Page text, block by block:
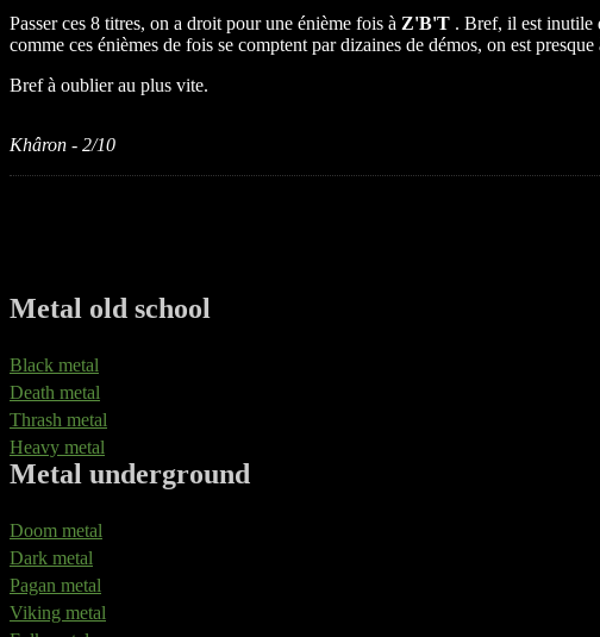
Passer ces 8 titres, on a droit pour une énième fois à Z'B'T . Bref, il est inutile
comme ces énièmes de fois se comptent par dizaines de démos, on est
Bref à oublier au plus vite.
Khâron - 2/10
Metal old school
Black metal
Death metal
Thrash metal
Heavy metal
Metal underground
Doom metal
Dark metal
Pagan metal
Viking metal